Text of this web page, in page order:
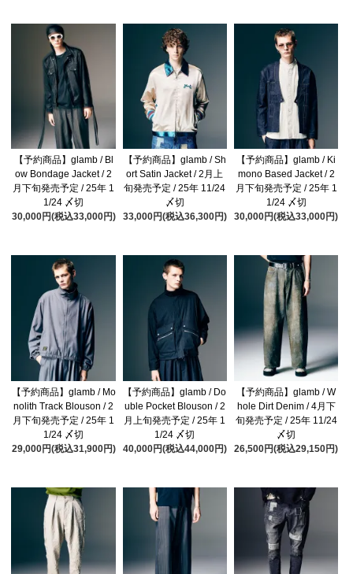
【予約商品】glamb / Bl
ow Bondage Jacket / 2
月下旬発売予定 / 25年 1
1/24 〆切
30,000円(税込33,000円)
【予約商品】glamb / Sh
ort Satin Jacket / 2月上
旬発売予定 / 25年 11/24
〆切
33,000円(税込36,300円)
【予約商品】glamb / Ki
mono Based Jacket / 2
月下旬発売予定 / 25年 1
1/24 〆切
30,000円(税込33,000円)
【予約商品】glamb / Mo
nolith Track Blouson / 2
月下旬発売予定 / 25年 1
1/24 〆切
29,000円(税込31,900円)
【予約商品】glamb / Do
uble Pocket Blouson / 2
月上旬発売予定 / 25年 1
1/24 〆切
40,000円(税込44,000円)
【予約商品】glamb / W
hole Dirt Denim / 4月下
旬発売予定 / 25年 11/24
〆切
26,500円(税込29,150円)